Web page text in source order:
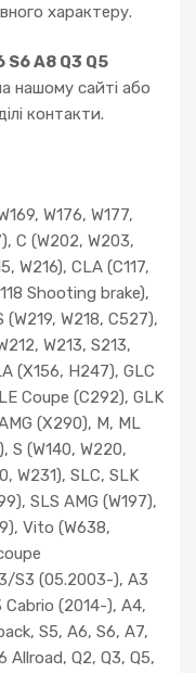
характеру.
A8 Q3 Q5
нашому сайті або
контакти.
W176, W177,
C (W202, W203,
W216), CLA (C117,
Shooting brake),
W218, C527),
W213, S213,
(X156, H247), GLC
Coupe (C292), GLK
(X290), M, ML
S (W140, W220,
W231), SLC, SLK
SLS AMG (W197),
Vito (W638,
S3 (05.2003-), A3
(2014-), A4,
S5, A6, S6, A7,
Q2, Q3, Q5,